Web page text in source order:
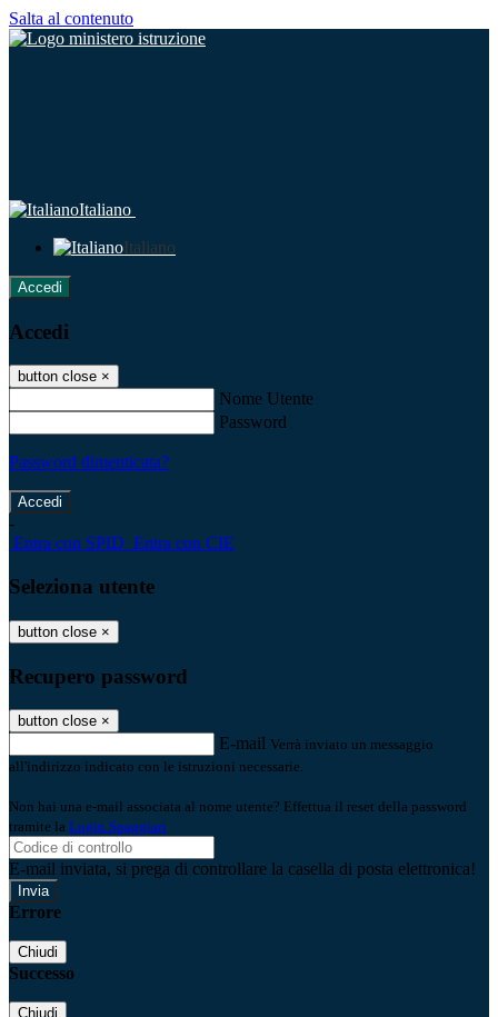
Salta al contenuto
Italiano
Italiano
Accedi
Accedi
button close ×
Nome Utente
Password
Password dimenticata?
-
Entra con SPID Entra con CIE
Seleziona utente
button close ×
Recupero password
button close ×
E-mail Verrà inviato un messaggio
all'indirizzo indicato con le istruzioni necessarie.
Non hai una e-mail associata al nome utente? Effettua il reset della password
tramite la Login Spaggiari
E-mail inviata, si prega di controllare la casella di posta elettronica!
Errore
Chiudi
Successo
Chiudi